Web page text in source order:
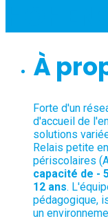
À
Forte d'un
d'accueil de
solutions
Relais petite
périscolaires
capacité de -
12 ans.
pédagogique,
un